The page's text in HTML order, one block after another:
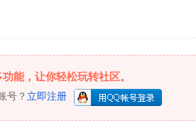
能，让你轻松玩转社区。
号？ 立即注册